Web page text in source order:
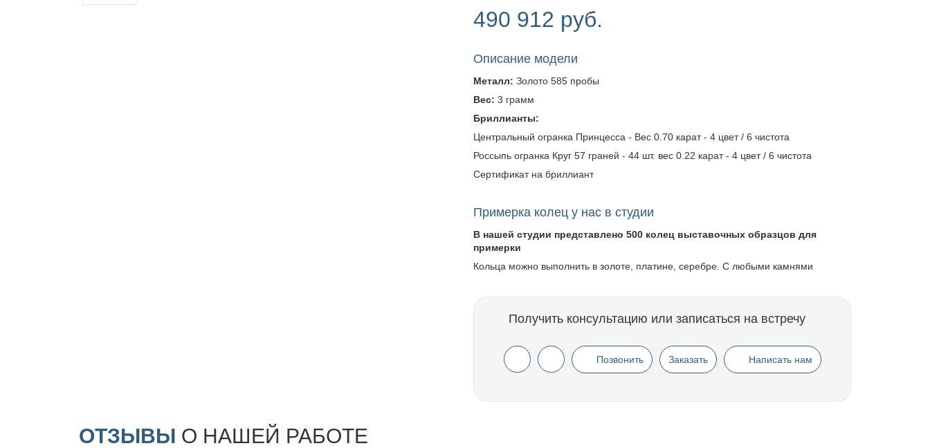
490 912 руб.
Описание модели
Металл: Золото 585 пробы
Вес: 3 грамм
Бриллианты:
Центральный огранка Принцесса - Вес 0.70 карат - 4 цвет / 6 чистота
Россыпь огранка Круг 57 граней - 44 шт. вес 0.22 карат - 4 цвет / 6 чистота
Сертификат на бриллиант
Примерка колец у нас в студии
В нашей студии представлено 500 колец выставочных образцов для
примерки
Кольца можно выполнить в золоте, платине, серебре. С любыми камнями
Получить консультацию или записаться на встречу
Позвонить Заказать Написать нам
ОТЗЫВЫ О НАШЕЙ РАБОТЕ